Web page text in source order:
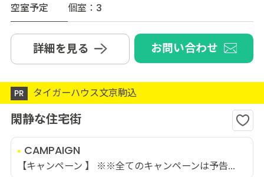
空室予定
個室：3
詳細を見る お問い合わせ
PR タイガーハウス文京駒込
閑静な住宅街
CAMPAIGN
【キャンペーン 】 ※※全てのキャンペーンは予告...